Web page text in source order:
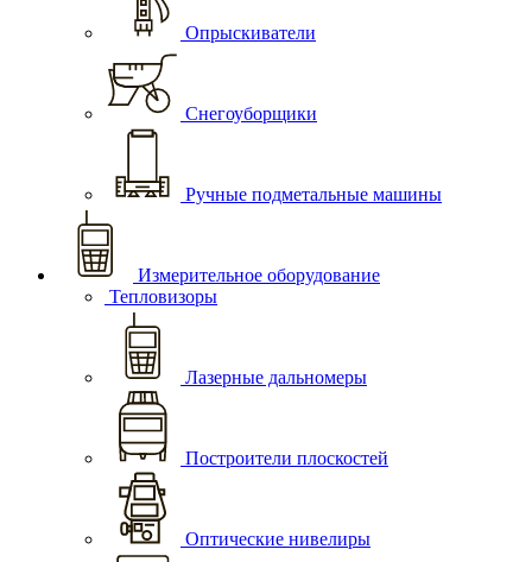
Опрыскиватели
Снегоуборщики
Ручные подметальные машины
Измерительное оборудование
Тепловизоры
Лазерные дальномеры
Построители плоскостей
Оптические нивелиры